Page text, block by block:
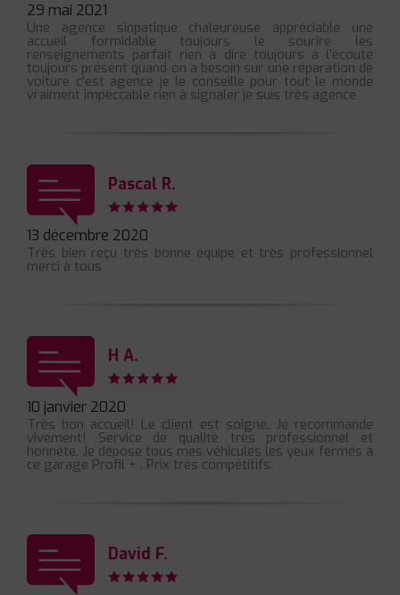
29 mai 2021
Une agence sinpatique chaleureuse appréciable une
accueil formidable toujours le sourire les
renseignements parfait rien à dire toujours à l'écoute
toujours présent quand on a besoin sur une réparation de
voiture c'est agence je le conseille pour tout le monde
vraiment impeccable rien à signaler je suis très agence
Pascal R.
13 décembre 2020
Très bien reçu très bonne équipe et très professionnel
merci à tous
H A.
10 janvier 2020
Très bon accueil! Le client est soigné. Je recommande
vivement! Service de qualité très professionnel et
honnête. Je dépose tous mes véhicules les yeux fermés à
ce garage Profil + . Prix très compétitifs.
David F.